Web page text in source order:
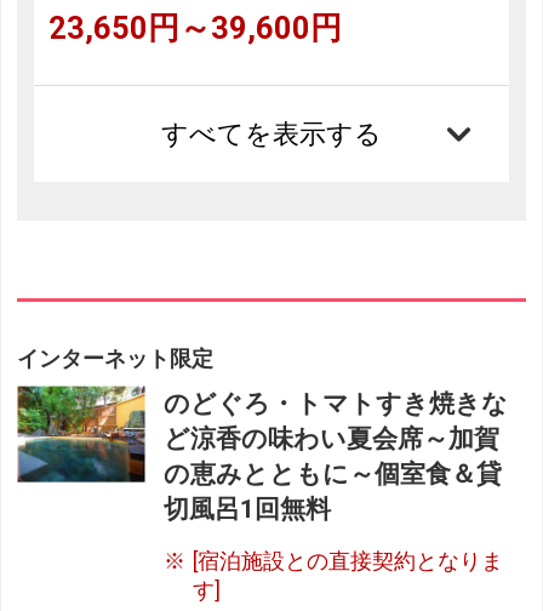
23,650円～39,600円
すべてを表示する
インターネット限定
のどぐろ・トマトすき焼きな
ど涼香の味わい夏会席～加賀
の恵みとともに～個室食＆貸
切風呂1回無料
[宿泊施設との直接契約となりま
す]